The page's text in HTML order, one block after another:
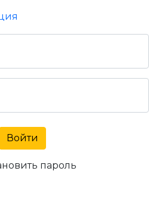
Войти
пароль